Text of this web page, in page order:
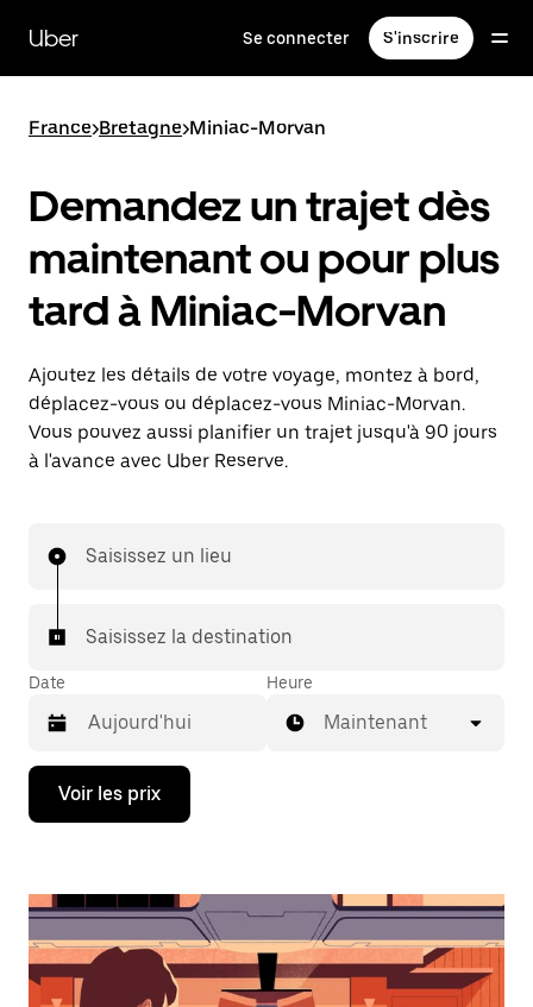
contenu
principal
Uber Se connecter S'inscrire
France>Bretagne>Miniac-Morvan
Demandez un trajet dès
maintenant ou pour plus
tard à Miniac-Morvan
Ajoutez les détails de votre voyage, montez à bord,
déplacez-vous ou déplacez-vous Miniac-Morvan.
Vous pouvez aussi planifier un trajet jusqu'à 90 jours
à l'avance avec Uber Reserve.
Saisissez un lieu
Saisissez la destination
Date
Appuyez
la
bas
ouvrir
le
calendrier
Heure
Maintenant
Voir les prix